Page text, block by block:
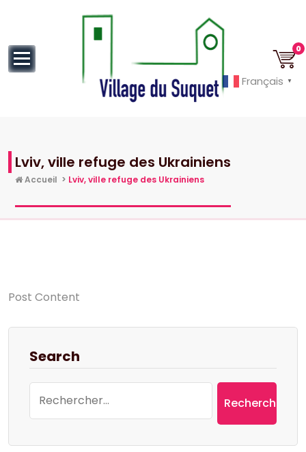
0
Lviv, ville refuge des Ukrainiens
Accueil > Lviv, ville refuge des Ukrainiens
Post Content
Search
Français ▼